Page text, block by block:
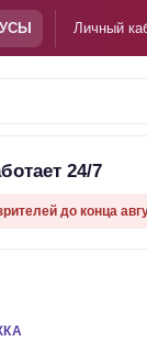
Личный
24/7
до конца